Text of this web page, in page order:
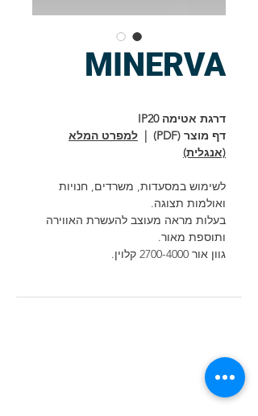
MINERVA
דרגת אטימה IP20
דף מוצר (PDF) |
למפרט המלא
(אנגלית)
לשימוש במסעדות, משרדים, חנויות
ואולמות תצוגה.
בעלות מראה מעוצב להעשרת האווירה
ותוספת מאור.
גוון אור 2700-4000 קלוין.